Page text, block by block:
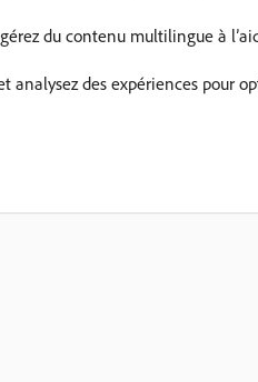
du contenu multilingue à
analysez des expériences pour